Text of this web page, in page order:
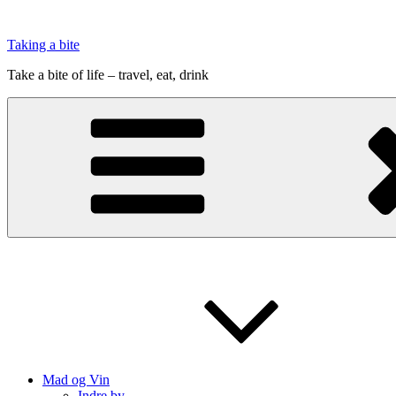
indhold
Taking a bite
Take a bite of life – travel, eat, drink
Mad og Vin